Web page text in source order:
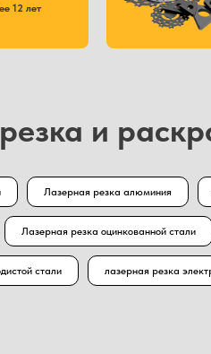
12 лет
и
Лазерная резка алюминия
Лазерная резка оцинкованной стали
стали лазерная резка